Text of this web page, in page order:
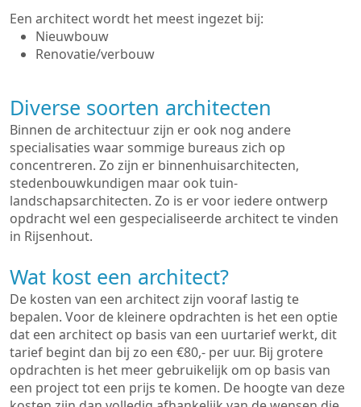
Een architect wordt het meest ingezet bij:
Nieuwbouw
Renovatie/verbouw
Diverse soorten architecten
Binnen de architectuur zijn er ook nog andere
specialisaties waar sommige bureaus zich op
concentreren. Zo zijn er binnenhuisarchitecten,
stedenbouwkundigen maar ook tuin-
landschapsarchitecten. Zo is er voor iedere ontwerp
opdracht wel een gespecialiseerde architect te vinden
in Rijsenhout.
Wat kost een architect?
De kosten van een architect zijn vooraf lastig te
bepalen. Voor de kleinere opdrachten is het een optie
dat een architect op basis van een uurtarief werkt, dit
tarief begint dan bij zo een €80,- per uur. Bij grotere
opdrachten is het meer gebruikelijk om op basis van
een project tot een prijs te komen. De hoogte van deze